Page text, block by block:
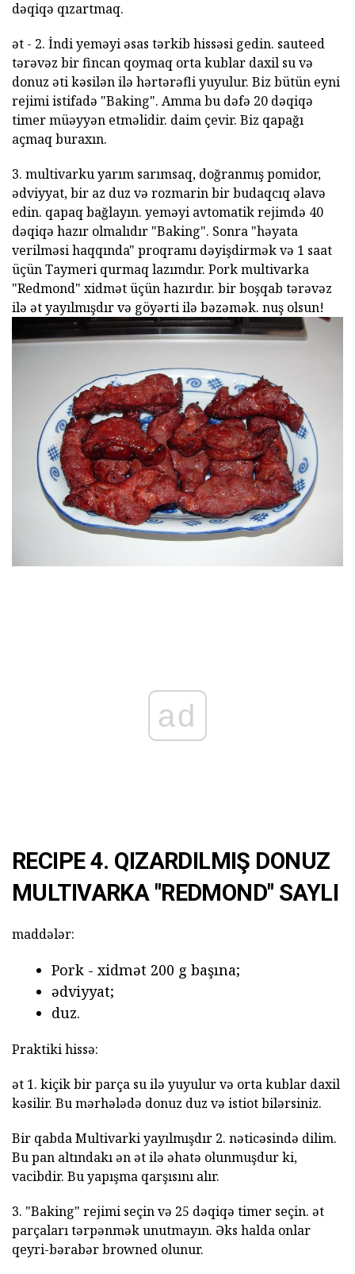
dəqiqə qızartmaq.
ət - 2. İndi yeməyi əsas tərkib hissəsi gedin. sauteed
tərəvəz bir fincan qoymaq orta kublar daxil su və
donuz əti kəsilən ilə hərtərəfli yuyulur. Biz bütün eyni
rejimi istifadə "Baking". Amma bu dəfə 20 dəqiqə
timer müəyyən etməlidir. daim çevir. Biz qapağı
açmaq buraxın.
3. multivarku yarım sarımsaq, doğranmış pomidor,
ədviyyat, bir az duz və rozmarin bir budaqcıq əlavə
edin. qapaq bağlayın. yeməyi avtomatik rejimdə 40
dəqiqə hazır olmalıdır "Baking". Sonra "həyata
verilməsi haqqında" proqramı dəyişdirmək və 1 saat
üçün Taymeri qurmaq lazımdır. Pork multivarka
"Redmond" xidmət üçün hazırdır. bir boşqab tərəvəz
ilə ət yayılmışdır və göyərti ilə bəzəmək. nuş olsun!
ad
RECIPE 4. QIZARDILMIŞ DONUZ
MULTIVARKA "REDMOND" SAYLI
maddələr:
Pork - xidmət 200 g başına;
ədviyyat;
duz.
Praktiki hissə:
ət 1. kiçik bir parça su ilə yuyulur və orta kublar daxil
kəsilir. Bu mərhələdə donuz duz və istiot bilərsiniz.
Bir qabda Multivarki yayılmışdır 2. nəticəsində dilim.
Bu pan altındakı ən ət ilə əhatə olunmuşdur ki,
vacibdir. Bu yapışma qarşısını alır.
3. "Baking" rejimi seçin və 25 dəqiqə timer seçin. ət
parçaları tərpənmək unutmayın. Əks halda onlar
qeyri-bərabər browned olunur.